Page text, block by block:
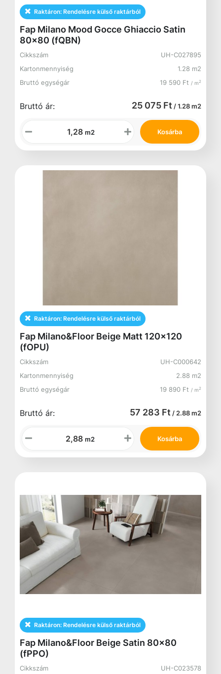
Raktáron: Rendelésre külső raktárból
Fap Milano Mood Gocce Ghiaccio Satin
80x80 (fQBN)
Cikkszám
UH-C027895
Kartonmennyiség
1.28 m2
Bruttó egységár
19 590 Ft / m2
Bruttó ár: 25 075 Ft / 1.28 m2
m2 Kosárba
Raktáron: Rendelésre külső raktárból
Fap Milano&Floor Beige Matt 120x120
(fOPU)
Cikkszám
UH-C000642
Kartonmennyiség
2.88 m2
Bruttó egységár
19 890 Ft / m2
Bruttó ár: 57 283 Ft / 2.88 m2
m2 Kosárba
Raktáron: Rendelésre külső raktárból
Fap Milano&Floor Beige Satin 80x80
(fPPO)
Cikkszám
UH-C023578